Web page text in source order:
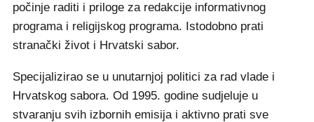
počinje raditi i priloge za redakcije informativnog
programa i religijskog programa. Istodobno prati
stranački život i Hrvatski sabor.
Specijalizirao se u unutarnjoj politici za rad vlade i
Hrvatskog sabora. Od 1995. godine sudjeluje u
stvaranju svih izbornih emisija i aktivno prati sve